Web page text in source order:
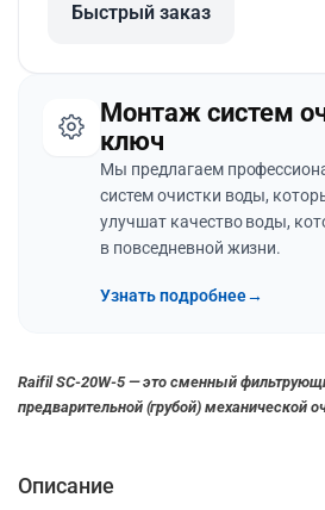
Быстрый заказ
Монтаж систем
ключ
Мы предлагаем
систем очистки воды,
улучшат качество воды,
в повседневной жизни.
Узнать подробнее→
Raifil SC-20W-5— это сменный
предварительной (грубой) механической
Описание